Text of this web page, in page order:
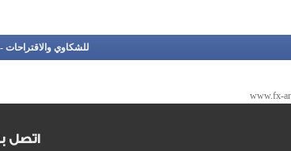
للشكاوي والاقتراحات -
اتصل